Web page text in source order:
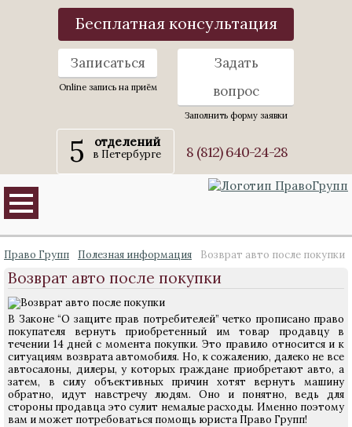
Бесплатная консультация
Записаться
Online запись на приём
Задать
вопрос
Заполнить форму заявки
5 отделений
в Петербурге 8 (812) 640-24-28
Право Групп Полезная информация Возврат авто после покупки
Возврат авто после покупки
В Законе “О защите прав потребителей” четко прописано право
покупателя вернуть приобретенный им товар продавцу в
течении 14 дней с момента покупки. Это правило относится и к
ситуациям возврата автомобиля. Но, к сожалению, далеко не все
автосалоны, дилеры, у которых граждане приобретают авто, а
затем, в силу объективных причин хотят вернуть машину
обратно, идут навстречу людям. Оно и понятно, ведь для
стороны продавца это сулит немалые расходы. Именно поэтому
вам и может потребоваться помощь юриста Право Групп!